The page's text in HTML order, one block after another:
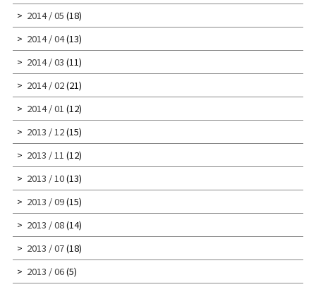
2014 / 05 (18)
2014 / 04(13)
2014 / 03 (11)
2014 / 02(21)
2014 / 01 (12)
2013 / 12(15)
2013 / 11 (12)
2013 / 10(13)
2013 / 09(15)
2013 / 08(14)
2013 / 07(18)
2013 / 06(5)